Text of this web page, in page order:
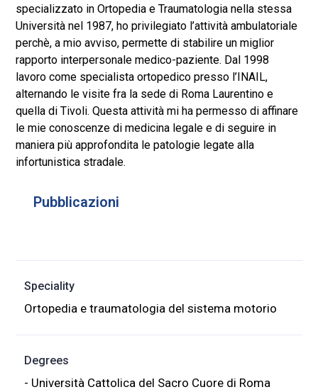
specializzato in Ortopedia e Traumatologia nella stessa
Università nel 1987, ho privilegiato l’attività ambulatoriale
perchè, a mio avviso, permette di stabilire un miglior
rapporto interpersonale medico-paziente. Dal 1998
lavoro come specialista ortopedico presso l’INAIL,
alternando le visite fra la sede di Roma Laurentino e
quella di Tivoli. Questa attività mi ha permesso di affinare
le mie conoscenze di medicina legale e di seguire in
maniera più approfondita le patologie legate alla
infortunistica stradale.
Pubblicazioni
Speciality
Ortopedia e traumatologia del sistema motorio
Degrees
- Università Cattolica del Sacro Cuore di Roma